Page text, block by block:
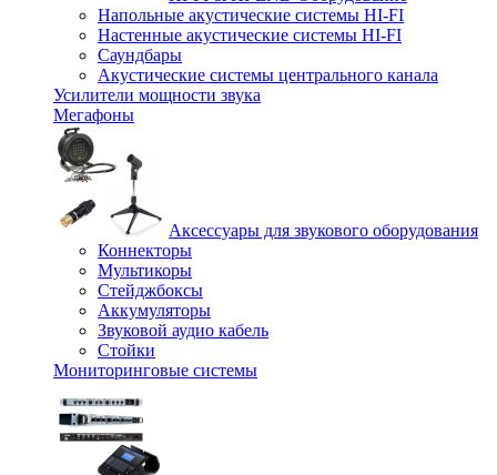
Напольные акустические системы HI-FI
Настенные акустические системы HI-FI
Саундбары
Акустические системы центрального канала
Усилители мощности звука
Мегафоны
Аксессуары для звукового оборудования
Коннекторы
Мультикоры
Стейджбоксы
Аккумуляторы
Звуковой аудио кабель
Стойки
Мониторинговые системы